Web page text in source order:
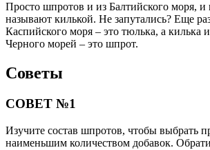
Просто шпротов и из Балтийского моря, и
называют килькой. Не запутались? Еще
Каспийского моря – это тюлька, а килька
Черного морей – это шпрот.
Советы
СОВЕТ №1
Изучите состав шпротов, чтобы выбрать
наименьшим количеством добавок.